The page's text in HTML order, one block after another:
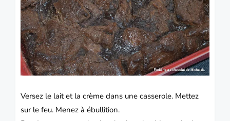
Versez le lait et la crème dans une casserole. Mettez
sur le feu. Menez à ébullition.